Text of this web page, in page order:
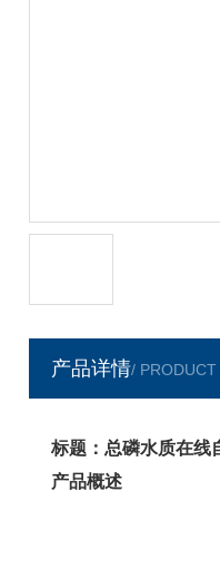
产品详情/ PRODUCT
标题：总磷水质在线
产品概述